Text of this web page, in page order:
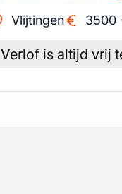
Vlijtingen 3500
Verlof is altijd vrij